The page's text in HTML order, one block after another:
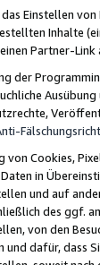
Einstellen
Inhalte
Partner-
der
von Cookies,
in
und auf
des ggf.
von den
und dafür, dass